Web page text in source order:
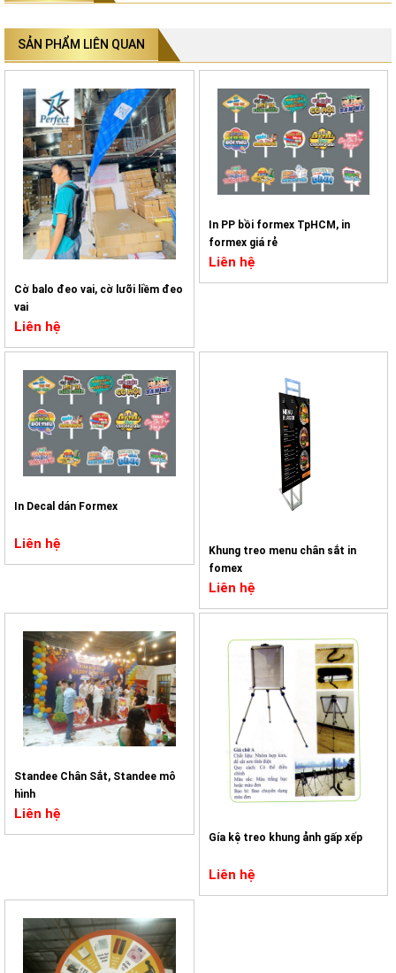
SẢN PHẨM LIÊN QUAN
Cờ balo đeo vai, cờ lưỡi liềm đeo
vai
Liên hệ
In PP bồi formex TpHCM, in
formex giá rẻ
Liên hệ
In Decal dán Formex
Liên hệ
Khung treo menu chân sắt in
fomex
Liên hệ
Standee Chân Sắt, Standee mô
hình
Liên hệ
Gía kệ treo khung ảnh gấp xếp
Liên hệ